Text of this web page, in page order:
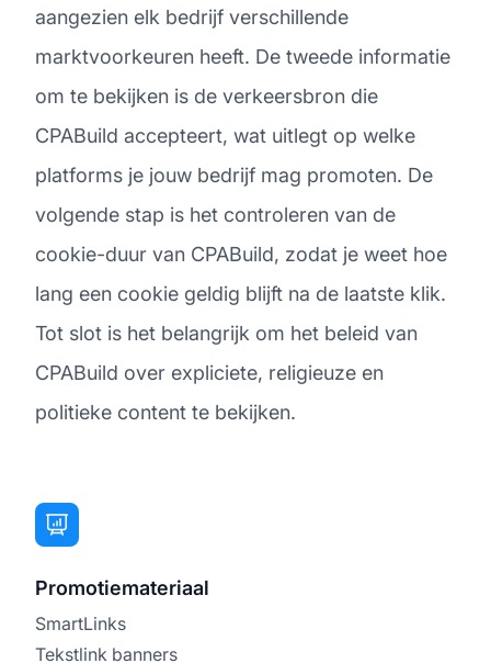
aangezien elk bedrijf verschillende
marktvoorkeuren heeft. De tweede informatie
om te bekijken is de verkeersbron die
CPABuild accepteert, wat uitlegt op welke
platforms je jouw bedrijf mag promoten. De
volgende stap is het controleren van de
cookie-duur van CPABuild, zodat je weet hoe
lang een cookie geldig blijft na de laatste klik.
Tot slot is het belangrijk om het beleid van
CPABuild over expliciete, religieuze en
politieke content te bekijken.
Promotiemateriaal
SmartLinks
Tekstlink banners